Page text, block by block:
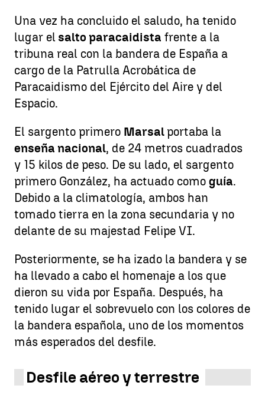
Una vez ha concluido el saludo, ha tenido
lugar el salto paracaidista frente a la
tribuna real con la bandera de España a
cargo de la Patrulla Acrobática de
Paracaidismo del Ejército del Aire y del
Espacio.
El sargento primero Marsal portaba la
enseña nacional, de 24 metros cuadrados
y 15 kilos de peso. De su lado, el sargento
primero González, ha actuado como guía.
Debido a la climatología, ambos han
tomado tierra en la zona secundaria y no
delante de su majestad Felipe VI.
Posteriormente, se ha izado la bandera y se
ha llevado a cabo el homenaje a los que
dieron su vida por España. Después, ha
tenido lugar el sobrevuelo con los colores de
la bandera española, uno de los momentos
más esperados del desfile.
Desfile aéreo y terrestre